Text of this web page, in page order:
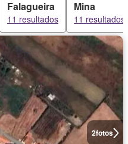
Falagueira
11 resultados
Mina
11 resultados
2fotos